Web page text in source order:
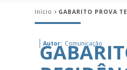
Início GABARITO PROVA
Autor: Comunicação